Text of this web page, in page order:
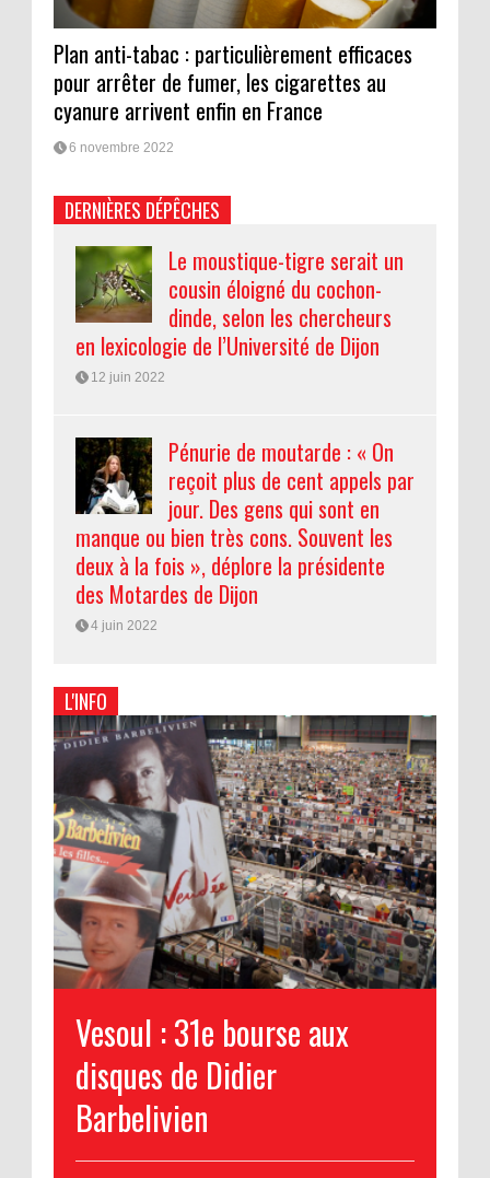
Plan anti-tabac : particulièrement efficaces
pour arrêter de fumer, les cigarettes au
cyanure arrivent enfin en France
6 novembre 2022
DERNIÈRES DÉPÊCHES
Le moustique-tigre serait un
cousin éloigné du cochon-
dinde, selon les chercheurs
en lexicologie de l’Université de Dijon
12 juin 2022
Pénurie de moutarde : « On
reçoit plus de cent appels par
jour. Des gens qui sont en
manque ou bien très cons. Souvent les
deux à la fois », déplore la présidente
des Motardes de Dijon
4 juin 2022
L'INFO
Vesoul : 31e bourse aux
disques de Didier
Barbelivien